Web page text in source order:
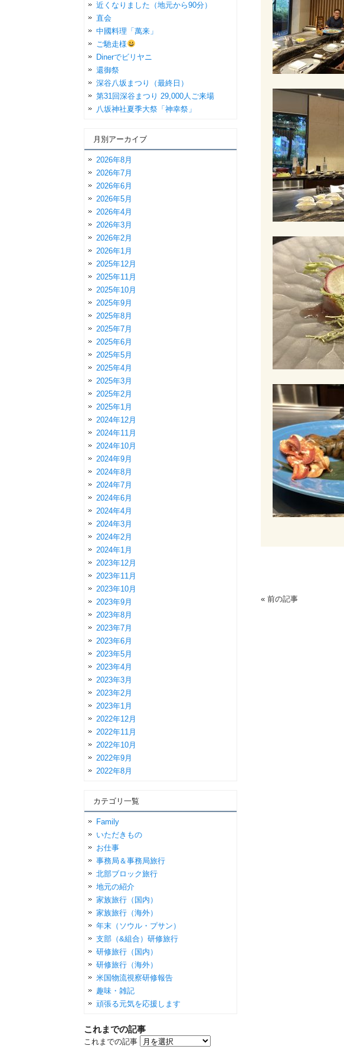
« 前の記事
近くなりました（地元から90分）
直会
中國料理「萬来」
ご馳走様
Dinerでビリヤニ
還御祭
深谷八坂まつり（最終日）
第31回深谷まつり 29,000人ご来場
八坂神社夏季大祭「神幸祭」
月別アーカイブ
2026年8月
2026年7月
2026年6月
2026年5月
2026年4月
2026年3月
2026年2月
2026年1月
2025年12月
2025年11月
2025年10月
2025年9月
2025年8月
2025年7月
2025年6月
2025年5月
2025年4月
2025年3月
2025年2月
2025年1月
2024年12月
2024年11月
2024年10月
2024年9月
2024年8月
2024年7月
2024年6月
2024年4月
2024年3月
2024年2月
2024年1月
2023年12月
2023年11月
2023年10月
2023年9月
2023年8月
2023年7月
2023年6月
2023年5月
2023年4月
2023年3月
2023年2月
2023年1月
2022年12月
2022年11月
2022年10月
2022年9月
2022年8月
カテゴリ一覧
Family
いただきもの
お仕事
事務局＆事務局旅行
北部ブロック旅行
地元の紹介
家族旅行（国内）
家族旅行（海外）
年末（ソウル・プサン）
支部（&組合）研修旅行
研修旅行（国内）
研修旅行（海外）
米国物流視察研修報告
趣味・雑記
頑張る元気を応援します
これまでの記事
これまでの記事